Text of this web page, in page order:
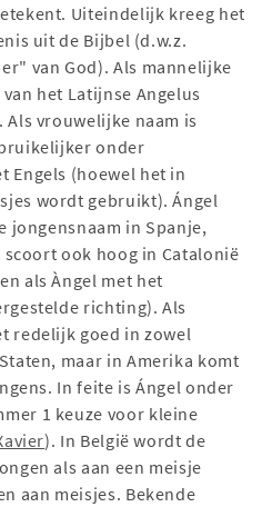
Uiteindelijk kreeg het
uit de Bijbel (d.w.z.
van God). Als mannelijke
het Latijnse Angelus
vrouwelijke naam is
onder
Engels (hoewel het in
wordt gebruikt). Ángel
jongensnaam in Spanje,
scoort ook hoog in Catalonië
als Àngel met het
richting). Als
redelijk goed in zowel
maar in Amerika komt
In feite is Ángel onder
1 keuze voor kleine
). In België wordt de
als aan een meisje
aan meisjes. Bekende